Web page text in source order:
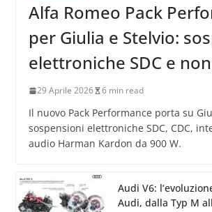
Alfa Romeo Pack
per Giulia e Stelvio:
elettroniche SDC e
29 Aprile 2026 6 min read
Il nuovo Pack Performance porta su
sospensioni elettroniche SDC, CDC,
audio Harman Kardon da 900 W.
Audi V6:
Audi, dalla Typ M